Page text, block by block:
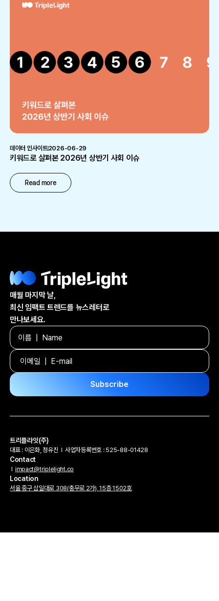
데이터 인사이트2026-06-29
키워드로 살펴본 2026년 상반기 사회 이슈
Read more
매월 마지막 날,
최신 임팩트 트렌드를 뉴스레터로
만나보세요.
트리플라잇(주)
대표 : 이은화, 정유진 l 사업자등록번호 : 525-88-01428
Contact
l impact@triplelight.co
Location
서울 중구 삼일대로 308(충무로 2가), 15층 1502호